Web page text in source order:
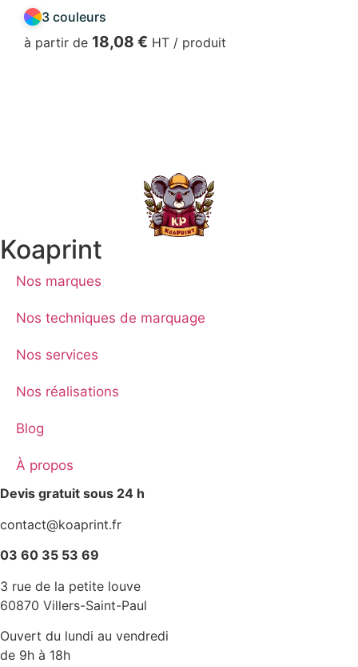
3 couleurs
à partir de 18,08 € HT / produit
Koaprint
Nos marques
Nos techniques de marquage
Nos services
Nos réalisations
Blog
À propos
Devis gratuit sous 24 h
contact@koaprint.fr
03 60 35 53 69
3 rue de la petite louve
60870 Villers-Saint-Paul
Ouvert du lundi au vendredi
de 9h à 18h